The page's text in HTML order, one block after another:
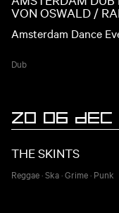
VON OSWALD /
Amsterdam Dance
Dub
ZO 06 DEC
THE SKINTS
Reggae·Ska·Grime· Punk